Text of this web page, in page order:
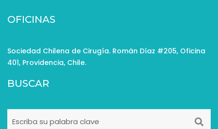
OFICINAS
Sociedad Chilena de Cirugía. Román Díaz #205, Oficina
401, Providencia, Chile.
BUSCAR